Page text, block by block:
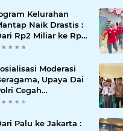
Kelurahan
Naik Drastis :
Rp2 Miliar ke Rp5
Tiap Kelurahan
Moderasi
Upaya Dai
Cegah
di
Palu ke Jakarta :